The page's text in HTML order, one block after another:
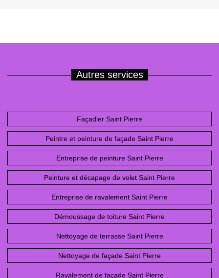
Autres services
Façadier Saint Pierre
Peintre et peinture de façade Saint Pierre
Entreprise de peinture Saint Pierre
Peinture et décapage de volet Saint Pierre
Entreprise de ravalement Saint Pierre
Démoussage de toiture Saint Pierre
Nettoyage de terrasse Saint Pierre
Nettoyage de façade Saint Pierre
Ravalement de façade Saint Pierre